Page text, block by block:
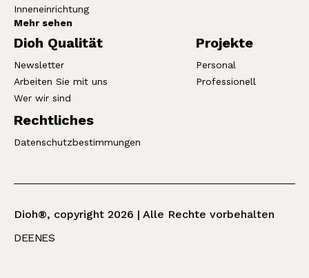
Inneneinrichtung
Mehr sehen
Dioh Qualität
Newsletter
Arbeiten Sie mit uns
Wer wir sind
Projekte
Personal
Professionell
Rechtliches
Datenschutzbestimmungen
Dioh®, copyright 2026 | Alle Rechte vorbehalten
DEENES